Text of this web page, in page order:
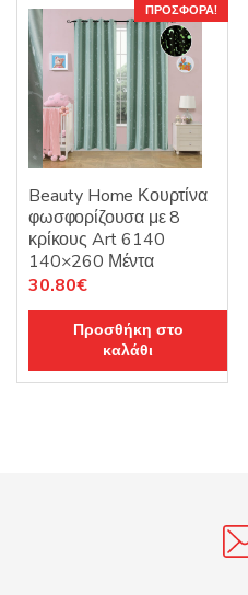
ΠΡΟΣΦΟΡΆ!
Beauty Home Κουρτίνα
φωσφορίζουσα με 8
κρίκους Art 6140
140×260 Μέντα
Original
price
30.80€Η
τρέχουσα
τιμή
είναι:
30.80€.
Προσθήκη στο
καλάθι